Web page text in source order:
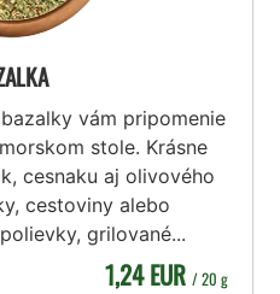
vám pripomenie
stole. Krásne
cesnaku aj olivového
cestoviny alebo
grilované...
1,24 EUR / 20 g